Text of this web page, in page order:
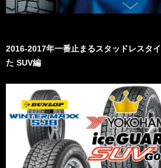
2016-2017年一番止まるスタッドレスタ
た SUV編